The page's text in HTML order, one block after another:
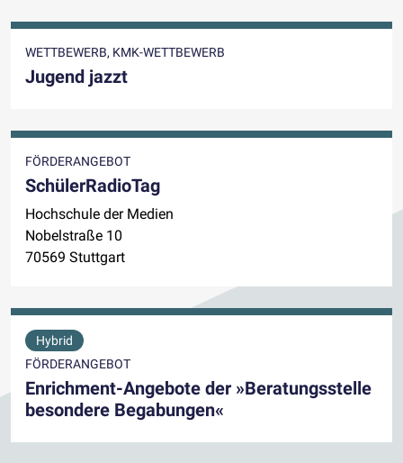
WETTBEWERB, KMK-WETTBEWERB
Jugend jazzt
FÖRDERANGEBOT
SchülerRadioTag
Hochschule der Medien
Nobelstraße 10
70569 Stuttgart
Hybrid
FÖRDERANGEBOT
Enrichment-Angebote der »Beratungsstelle
besondere Begabungen«